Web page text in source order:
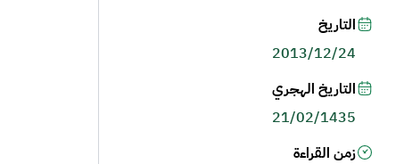
التاريخ
2013/12/24
التاريخ الهجري
21/02/1435
زمن القراءة